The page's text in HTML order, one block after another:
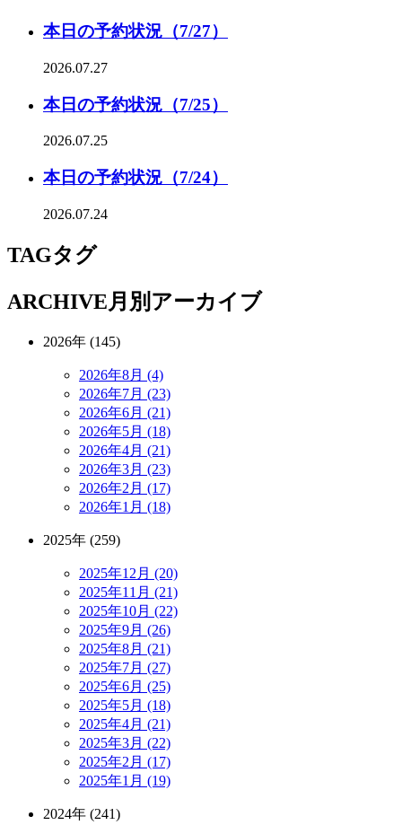
本日の予約状況（7/27）
2026.07.27
本日の予約状況（7/25）
2026.07.25
本日の予約状況（7/24）
2026.07.24
TAGタグ
ARCHIVE月別アーカイブ
2026年 (145)
2026年8月 (4)
2026年7月 (23)
2026年6月 (21)
2026年5月 (18)
2026年4月 (21)
2026年3月 (23)
2026年2月 (17)
2026年1月 (18)
2025年 (259)
2025年12月 (20)
2025年11月 (21)
2025年10月 (22)
2025年9月 (26)
2025年8月 (21)
2025年7月 (27)
2025年6月 (25)
2025年5月 (18)
2025年4月 (21)
2025年3月 (22)
2025年2月 (17)
2025年1月 (19)
2024年 (241)